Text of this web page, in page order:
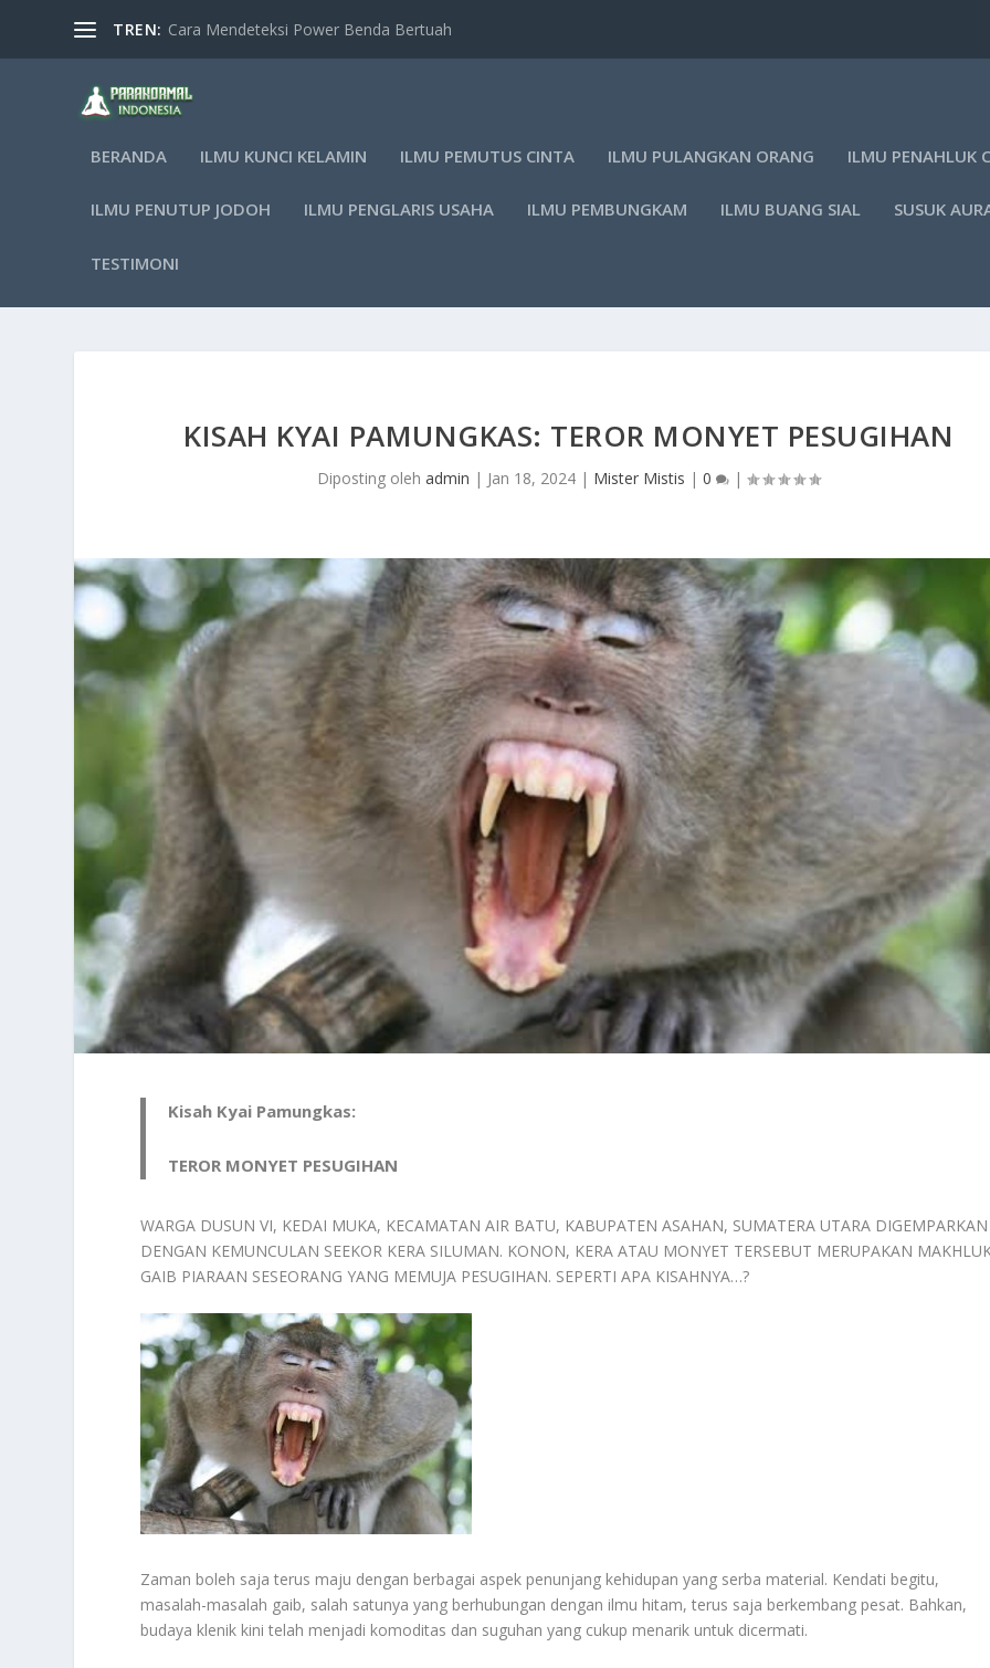
TREN: Cara Mendeteksi Power Benda Bertuah
BERANDA ILMU KUNCI KELAMIN ILMU PEMUTUS CINTA ILMU PULANGKAN ORANG ILMU PENAHLUK
ILMU PENUTUP JODOH ILMU PENGLARIS USAHA ILMU PEMBUNGKAM ILMU BUANG SIAL SUSUK
TESTIMONI
KISAH KYAI PAMUNGKAS: TEROR MONYET PESUGIHAN
Diposting olehadmin | Jan 18, 2024 | Mister Mistis |0 |
Kisah Kyai Pamungkas:
TEROR MONYET PESUGIHAN
WARGA DUSUN VI, KEDAI MUKA, KECAMATAN AIR BATU, KABUPATEN ASAHAN, SUMATERA UTARA DIGEMPARKAN
DENGAN KEMUNCULAN SEEKOR KERA SILUMAN. KONON, KERA ATAU MONYET TERSEBUT MERUPAKAN
GAIB PIARAAN SESEORANG YANG MEMUJA PESUGIHAN. SEPERTI APA KISAHNYA…?
Zaman boleh saja terus maju dengan berbagai aspek penunjang kehidupan yang serba material. Kendati begitu,
masalah-masalah gaib, salah satunya yang berhubungan dengan ilmu hitam, terus saja berkembang pesat. Bahkan,
budaya klenik kini telah menjadi komoditas dan suguhan yang cukup menarik untuk dicermati.